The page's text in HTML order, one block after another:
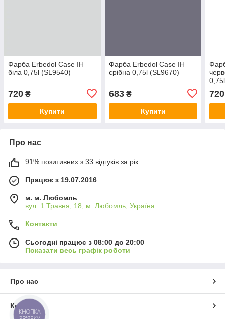
Фарба Erbedol Case IH
біла 0,75l (SL9540)
720 ₴
Купити
Фарба Erbedol Case IH
срібна 0,75l (SL9670)
683₴
Купити
720
Про нас
91% позитивних з 33 відгуків за рік
Працює з 19.07.2016
м. м. Любомль
вул. 1 Травня, 18, м. Любомль, Україна
Контакти
Сьогодні працює з 08:00 до 20:00
Показати весь графік роботи
Про нас
Контакти
КНОПКА